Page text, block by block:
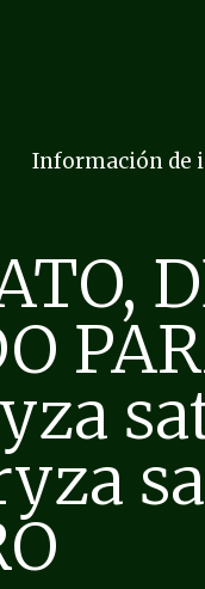
Información de